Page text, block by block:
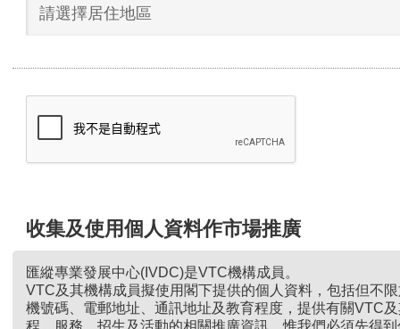
請選擇居住地區
收集及使用個人資料作市場推廣
匯縱專業發展中心(IVDC)是VTC機構成員。
VTC及其機構成員擬使用閣下提供的個人資料，包括但不
機號碼、電郵地址、通訊地址及教育程度，提供有關VTC
程、服務、招生及活動的相關推廣資訊。惟我們必須先得